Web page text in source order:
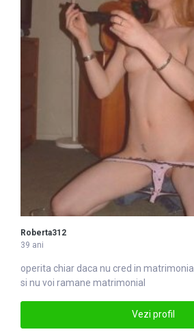
Roberta312
39 ani
operita chiar daca nu cred in matrimonial
si nu voi ramane matrimonial
Vezi profil